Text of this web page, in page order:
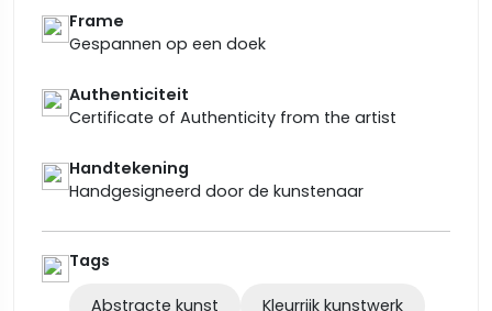
Frame
Gespannen op een doek
Authenticiteit
Certificate of Authenticity from the artist
Handtekening
Handgesigneerd door de kunstenaar
Tags
Abstracte kunst Kleurrijk kunstwerk